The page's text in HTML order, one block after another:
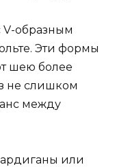
образным
Эти формы
шею более
не слишком
между
или